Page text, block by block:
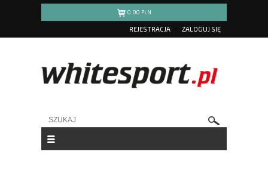
0.00 PLN
REJESTRACJA ZALOGUJ SIĘ